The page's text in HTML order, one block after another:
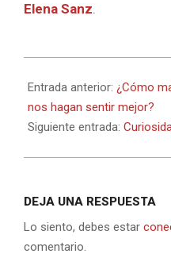
Elena Sanz.
02-
24
Entrada anterior: ¿Cómo
nos hagan sentir mejor?
Siguiente entrada:
DEJA UNA RESPUESTA
Lo siento, debes estar
comentario.